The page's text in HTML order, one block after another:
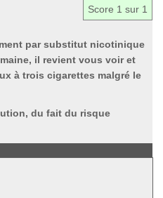
Score 1 sur 1
par substitut nicotinique
il revient vous voir et
à trois cigarettes malgré le
du fait du risque